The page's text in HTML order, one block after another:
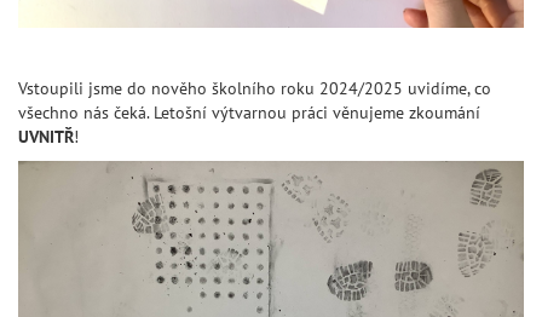
Vstoupili jsme do nověho školního roku 2024/2025 uvidíme, co
všechno nás čeká. Letošní výtvarnou práci věnujeme zkoumání
UVNITŘ!